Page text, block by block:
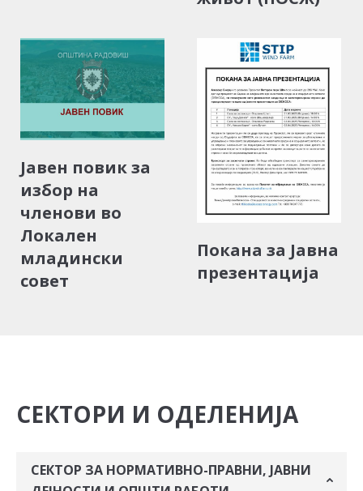
Јавен повик за
избор на
членови во
Локален
младински
совет
Покана за Јавна
презентација
СЕКТОРИ И ОДЕЛЕНИЈА
СЕКТОР ЗА НОРМАТИВНО-ПРАВНИ, ЈАВНИ